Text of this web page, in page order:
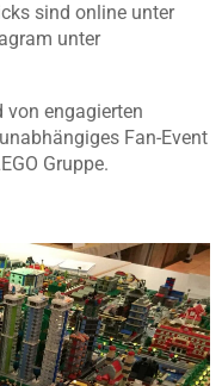
sind online unter
unter
von engagierten
Fan-Event
Gruppe.